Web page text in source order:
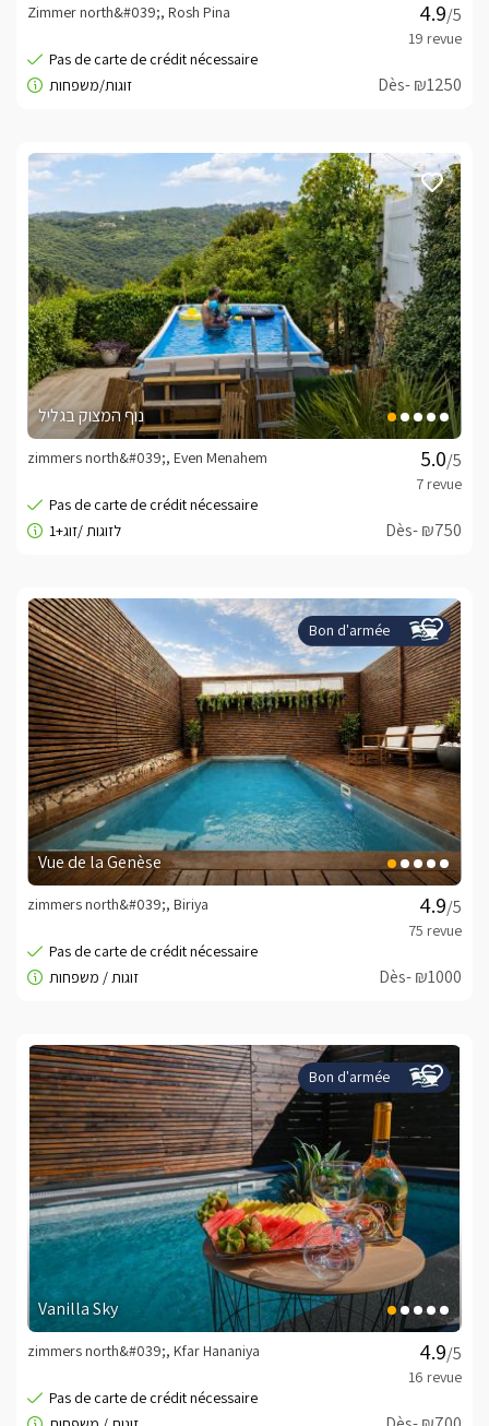
/5
Zimmer north&#039;, Rosh Pina
Dès- ₪1250
נוף המצוק בגליל
/5
zimmers north&#039;, Even Menahem
Dès- ₪750
Bon d'armée
Vue de la Genèse
/5
zimmers north&#039;, Biriya
Dès- ₪1000
Bon d'armée
Vanilla Sky
/5
zimmers north&#039;, Kfar Hananiya